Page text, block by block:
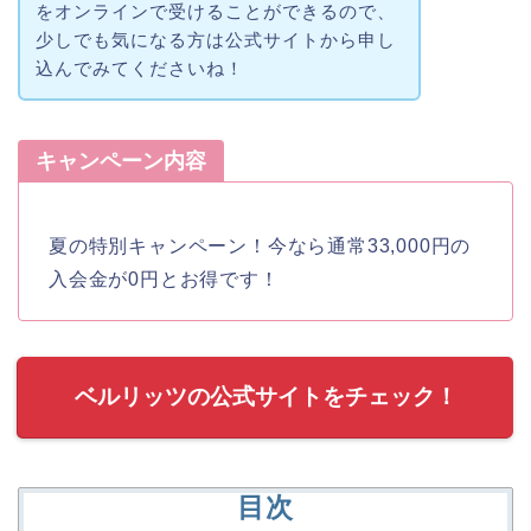
をオンラインで受けることができるので、
少しでも気になる方は公式サイトから申し
込んでみてくださいね！
キャンペーン内容
夏の特別キャンペーン！今なら通常33,000円の
入会金が0円とお得です！
ベルリッツの公式サイトをチェック！
目次